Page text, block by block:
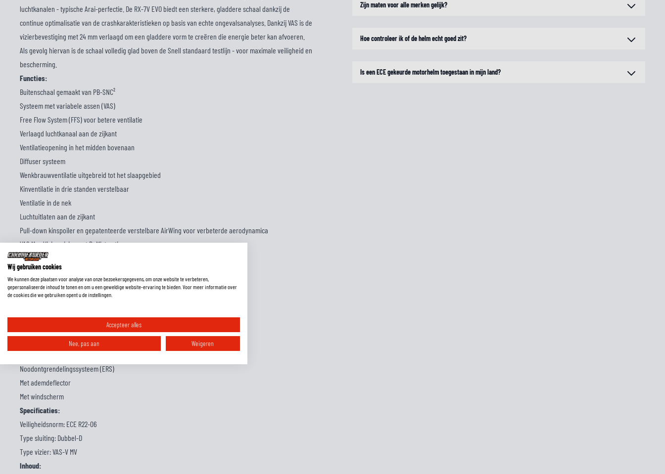
luchtkanalen - typische Arai-perfectie. De RX-7V EVO biedt een sterkere, gladdere schaal dankzij de
continue optimalisatie van de crashkarakteristieken op basis van echte ongevalsanalyses. Dankzij VAS is de
vizierbevestiging met 24 mm verlaagd om een gladdere vorm te creëren die energie beter kan afvoeren.
Als gevolg hiervan is de schaal volledig glad boven de Snell standaard testlijn - voor maximale veiligheid en
bescherming.
Functies:
Buitenschaal gemaakt van PB-SNC²
Systeem met variabele assen (VAS)
Free Flow System (FFS) voor betere ventilatie
Verlaagd luchtkanaal aan de zijkant
Ventilatieopening in het midden bovenaan
Diffuser systeem
Wenkbrauwventilatie uitgebreid tot het slaapgebied
Kinventilatie in drie standen verstelbaar
Ventilatie in de nek
Luchtuitlaten aan de zijkant
Pull-down kinspoiler en gepatenteerde verstelbare AirWing voor verbeterde aerodynamica
VAS Max Vision vizier met DeMist optie
Nieuwe viziervergrendelingshendel
Wordt geleverd met Pinlock-schijf
Antimicrobiële binnenvoering
Vervangbare wangkussens, binnenkant, kinbandafdekkingen en nekkussens
Systeem voor gezichtscontouren (FCS)
5 mm 'Peel Away' wang- en pootkussentjes
Noodontgrendelingssysteem (ERS)
Met ademdeflector
Met windscherm
Specificaties:
Veiligheidsnorm: ECE R22-06
Type sluiting: Dubbel-D
Type vizier: VAS-V MV
Inhoud:
Zijn maten voor alle merken gelijk?
Hoe controleer ik of de helm echt goed zit?
Is een ECE gekeurde motorhelm toegestaan in mijn land?
Wij gebruiken cookies
We kunnen deze plaatsen voor analyse van onze bezoekersgegevens, om onze website te verbeteren,
gepersonaliseerde inhoud te tonen en om u een geweldige website-ervaring te bieden. Voor meer informatie over
de cookies die we gebruiken opent u de instellingen.
Accepteer alles
Nee, pas aan Weigeren